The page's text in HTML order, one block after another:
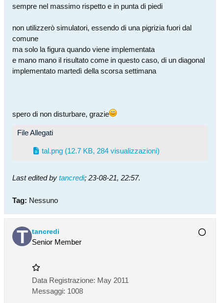
sempre nel massimo rispetto e in punta di piedi
non utilizzerò simulatori, essendo di una pigrizia fuori dal
comune
ma solo la figura quando viene implementata
e mano mano il risultato come in questo caso, di un diagonal
implementato martedì della scorsa settimana
spero di non disturbare, grazie
File Allegati
tal.png (12.7 KB, 284 visualizzazioni)
Last edited by tancredi; 23-08-21, 22:57.
Tag: Nessuno
tancredi
Senior Member
Data Registrazione: May 2011
Messaggi: 1008